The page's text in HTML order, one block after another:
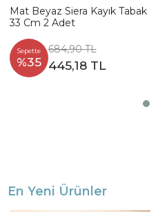
Mat Beyaz Siera Kayık Tabak
33 Cm 2 Adet
Sepette
%35
684,90 TL
445,18 TL
En Yeni Ürünler